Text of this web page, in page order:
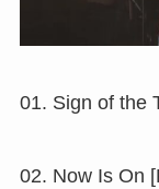
01. Sign of the
02. Now Is On